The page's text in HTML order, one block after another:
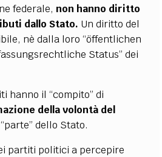
federale, non hanno diritto
dallo Stato. Un diritto del
nè dalla loro “öffentlichen
Status” dei
hanno il “compito” di
della volontà del
dello Stato.
partiti politici a percepire